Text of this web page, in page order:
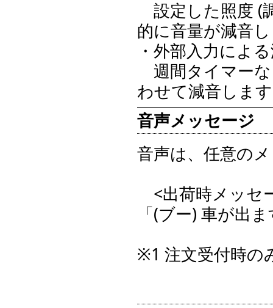
設定した照度 (
的に音量が減音
・外部入力によ
週間タイマー
わせて減音しま
音声メッセージ
音声は、任意の
<出荷時メッセ
「(ブー) 車が出
※1 注文受付時の